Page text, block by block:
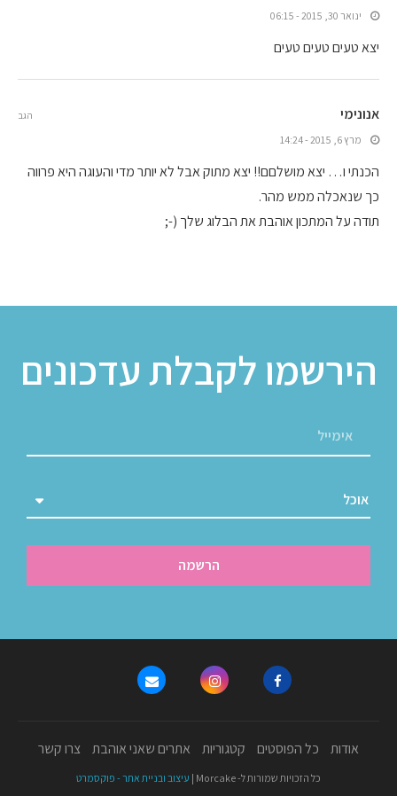
ינואר 30, 2015 - 06:15
יצא טעים טעים טעים
אנונימי
מרץ 6, 2015 - 14:24
הכנתי ו… יצא מושלםם!! יצא מתוק אבל לא יותר מדי והעוגה היא פרווה
כך שנאכלה ממש מהר.
תודה על המתכון אוהבת את הבלוג שלך (-;
הגב
הירשמו לקבלת עדכונים
הרשמה
אודות כל הפוסטים קטגוריות אתרים שאני אוהבת צרו קשר
כל הזכויות שמורות ל- Morcake | עיצוב ובניית אתר - פוקסמרט